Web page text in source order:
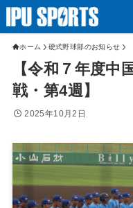
ホーム 硬式野球部のお知らせ
【令和７年度中
戦・第4週】
2025年10月2日